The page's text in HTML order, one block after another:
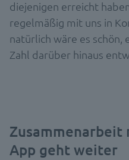
diejenigen erreicht
regelmäßig mit uns in
natürlich wäre es schön,
Zahl darüber hinaus
Zusammenarbeit
App geht weiter